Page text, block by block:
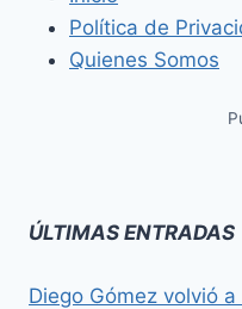
Política de
Quienes Somos
ÚLTIMAS ENTRADAS
Diego Gómez volvió